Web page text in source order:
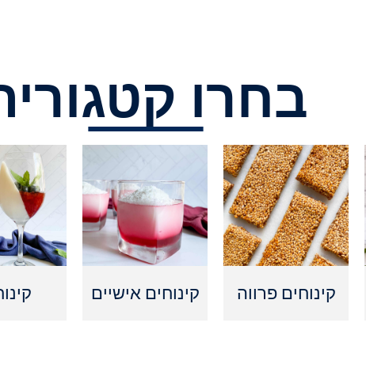
בחרו
קינוחים פרווה קינוחים אישיים